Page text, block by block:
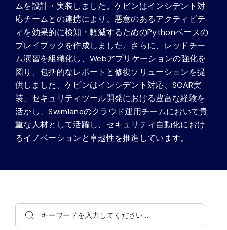
ムを設計・実装しました。ケビンはインシデント対
応チームとの連携により、悪意のあるアクティビテ
ィを効果的に検知・軽減するためのPythonベースの
プレイブックを作成しました。さらに、レッドチー
ム演習を組織化し、Webアプリケーションの強化を
図り、包括的なレポートと修復ソリューションを提
供しました。ケビンはインシデント対応、SOAR実
装、セキュリティツール開発における豊富な経験を
活かし、Swimlaneのクラウド運用チームにおいて貴
重な人材として活躍し、セキュリティ自動化におけ
るイノベーションと卓越性を推進しています。.